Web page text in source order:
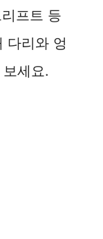
프트 등
다리와 엉
세요.